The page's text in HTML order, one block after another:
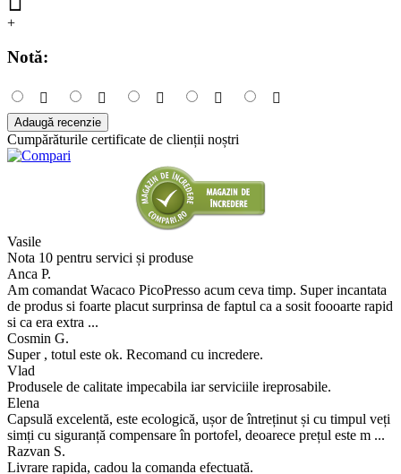
+
Notă:
Adaugă recenzie
Cumpărăturile certificate de clienții noștri
Vasile
Nota 10 pentru servici și produse
Anca P.
Am comandat Wacaco PicoPresso acum ceva timp. Super incantata
de produs si foarte placut surprinsa de faptul ca a sosit foooarte rapid
si ca era extra ...
Cosmin G.
Super , totul este ok. Recomand cu incredere.
Vlad
Produsele de calitate impecabila iar serviciile ireprosabile.
Elena
Capsulă excelentă, este ecologică, ușor de întreținut și cu timpul veți
simți cu siguranță compensare în portofel, deoarece prețul este m ...
Razvan S.
Livrare rapida, cadou la comanda efectuată.